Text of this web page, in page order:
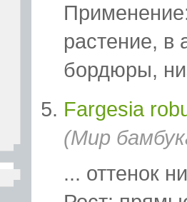
растение, в
бордюры,
Fargesia
(Мир
... оттенок